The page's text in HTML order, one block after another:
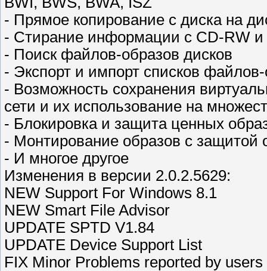
- Прямое копирование с диска на
- Стирание информации с CD-RW и
- Поиск файлов-образов дисков
- Экспорт и импорт списков
- Возможность сохранения
сети и их использование на
- Блокировка и защита ценных
- Монтирование образов с защитой
- И многое другое
Изменения в версии 2.0.2.5629:
NEW Support For Windows 8.1
NEW Smart File Advisor
UPDATE SPTD V1.84
UPDATE Device Support List
FIX Minor Problems reported by users